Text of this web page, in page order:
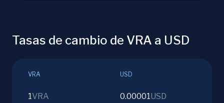
Tasas de cambio de VRA a USD
VRA USD
1VRA 0.00001USD